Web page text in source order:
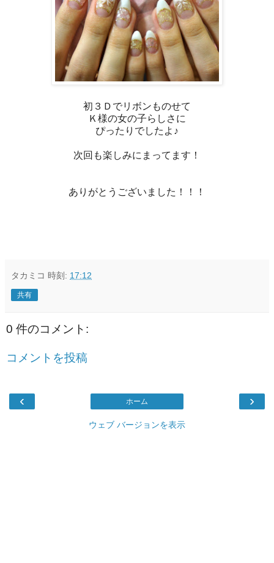
初３Ｄでリボンものせて
Ｋ様の女の子らしさに
ぴったりでしたよ♪
次回も楽しみにまってます！
ありがとうございました！！！
タカミコ 時刻: 17:12
共有
0 件のコメント:
コメントを投稿
‹ ›
ホーム
ウェブ バージョンを表示